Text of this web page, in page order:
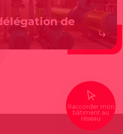
de
Raccorder mon
bâtiment au
réseau